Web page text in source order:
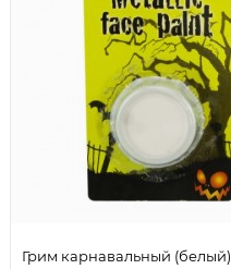
Грим карнавальный (белый)